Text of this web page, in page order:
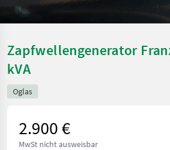
Zapfwellengenerator
kVA
Oglas
2.900 €
MwSt nicht ausweisbar